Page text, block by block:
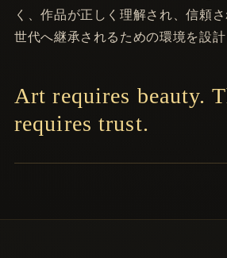
く、作品が正しく理解され、信頼
世代へ継承されるための環境を設計
Art requires beauty.
requires trust.